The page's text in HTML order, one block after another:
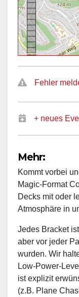
Fehler
+ neues
Mehr:
Kommt vorbei
Magic-Format
Decks mit oder
Atmosphäre in
Jedes Bracket
aber vor jeder
wurden. Wir
Low-Power-
ist explizit
(z.B. Plane